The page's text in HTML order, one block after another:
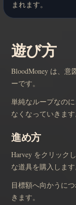
まれます。
遊び方
BloodMoney は、意
ーです。
単純なループなの
なくなっていきます
進め方
Harvey をクリック
な道具を購入します
目標額へ向かうに
きます。